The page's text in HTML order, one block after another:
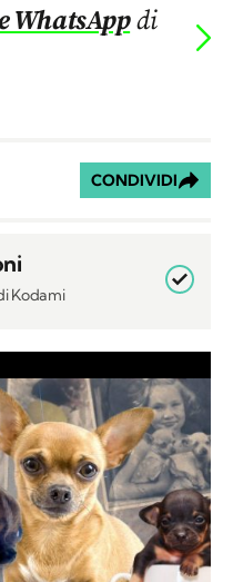
WhatsAppdi
CONDIVIDI
Kodami